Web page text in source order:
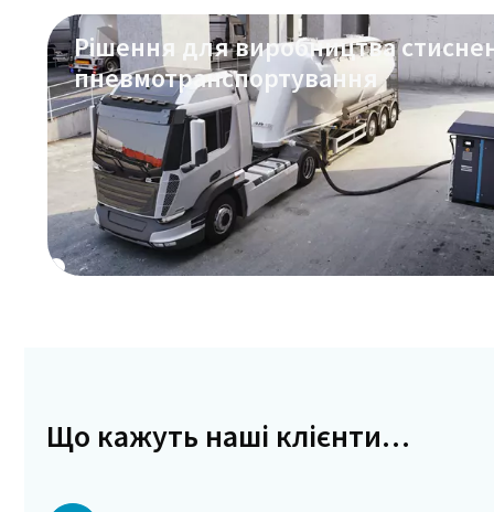
Рішення для виробництва
пневмотранспортування
Що кажуть наші клієнти…